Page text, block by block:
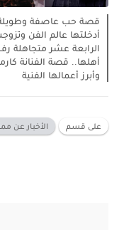
قصة حب عاصفة
أدخلتها عالم الفن
الرابعة عشر متجاهلة
أهلها.. قصة الفنانة
وأبرز أعمالها الفنية
على قسم الأخبار عن